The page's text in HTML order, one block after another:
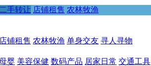
二手转让 店铺租售 农林牧渔
店铺租售 农林牧渔 单身交友 寻人寻物
婴 美容保健 数码产品 居家日常 交通工具